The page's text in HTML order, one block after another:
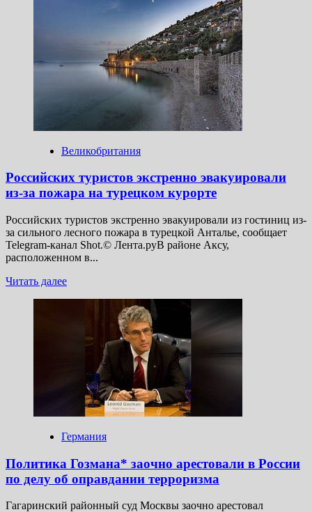
вооруженного
задержали
в США
на месте
планируемой
панихиды
по Кирку
Великобритания
Российских туристов экстренно эвакуировали
из-за пожара на турецком курорте
Российских туристов экстренно эвакуировали из гостиниц из-
за сильного лесного пожара в турецкой Анталье, сообщает
Telegram-канал Shot.© Лента.руВ районе Аксу,
расположенном в...
Читать далееПрочитать
Российских
экстренно
эвакуировали
пожара
на турецком
курорте
Германия
Политика Гозмана* заочно арестовали в России
по делу об оправдании терроризма
Гагаринский районный суд Москвы заочно арестовал